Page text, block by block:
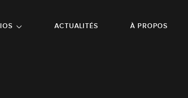
ACTUALITÉS À PROPOS